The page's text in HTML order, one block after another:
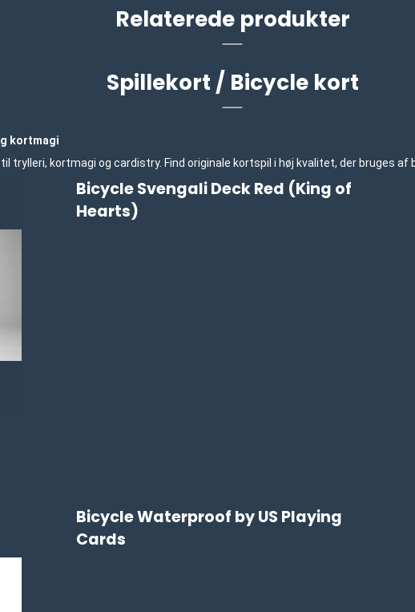
Relaterede produkter
Spillekort / Bicycle kort
kortmagi
trylleri, kortmagi og cardistry. Find originale kortspil i høj kvalitet, der bruges
Bicycle Svengali Deck Red (King of
Hearts)
Bicycle Waterproof by US Playing
Cards